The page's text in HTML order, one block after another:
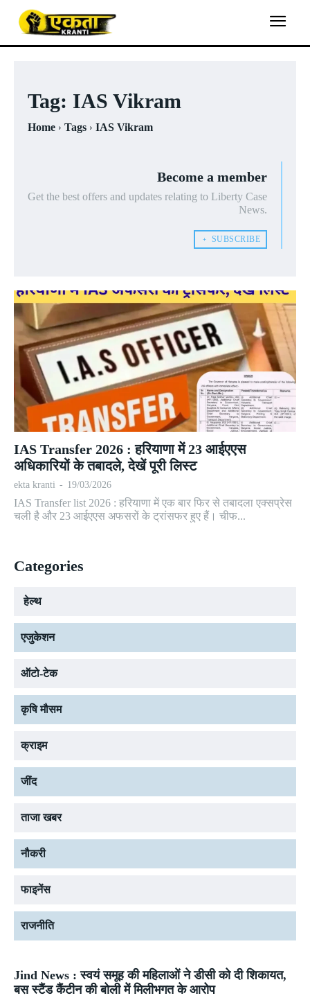
Tag: IAS Vikram
Home Tags IAS Vikram
Become a member
Get the best offers and updates relating to Liberty Case
News.
﹢ SUBSCRIBE
IAS Transfer 2026 : हरियाणा में 23 आईएएस
अधिकारियों के तबादले, देखें पूरी लिस्ट
ekta kranti - 19/03/2026
IAS Transfer list 2026 : हरियाणा में एक बार फिर से तबादला एक्सप्रेस
चली है और 23 आईएएस अफसरों के ट्रांसफर हुए हैं। चीफ...
Categories
हेल्थ
एजुकेशन
ऑटो-टेक
कृषि मौसम
क्राइम
जींद
ताजा खबर
नौकरी
फाइनेंस
राजनीति
Jind News : स्वयं समूह की महिलाओं ने डीसी को दी शिकायत,
बस स्टैंड कैंटीन की बोली में मिलीभगत के आरोप